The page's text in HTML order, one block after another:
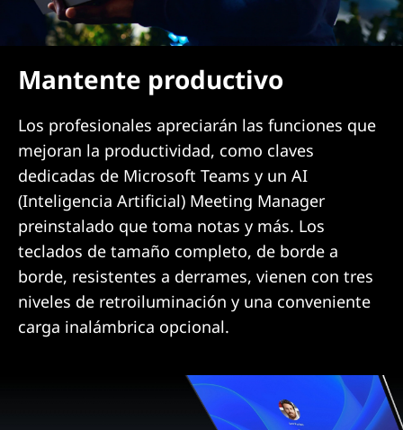
Mantente productivo
Los profesionales apreciarán las funciones que
mejoran la productividad, como claves
dedicadas de Microsoft Teams y un AI
(Inteligencia Artificial) Meeting Manager
preinstalado que toma notas y más. Los
teclados de tamaño completo, de borde a
borde, resistentes a derrames, vienen con tres
niveles de retroiluminación y una conveniente
carga inalámbrica opcional.